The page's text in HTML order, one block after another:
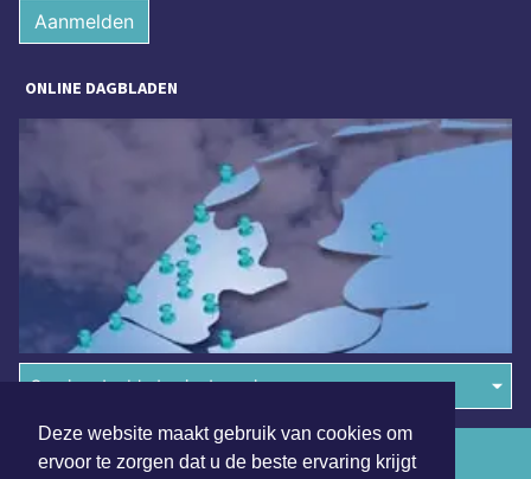
Deze website maakt gebruik van cookies om
ervoor te zorgen dat u de beste ervaring krijgt
Aanmelden
ONLINE DAGBLADEN
Overige dagbladen in de regio
Algemene voorwaarden